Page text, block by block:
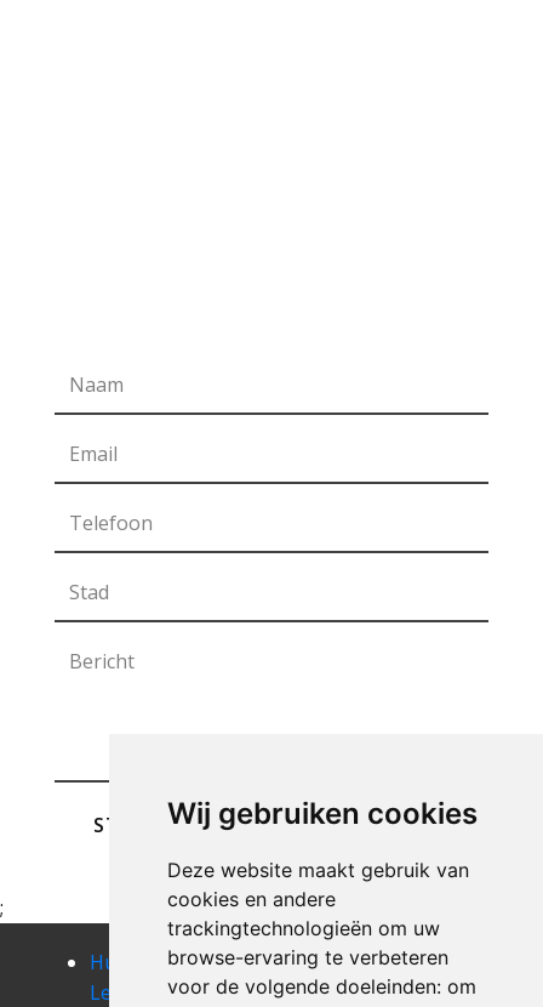
Wij gebruiken cookies
Deze website maakt gebruik van
cookies en andere
trackingtechnologieën om uw
browse-ervaring te verbeteren
voor de volgende doeleinden: om
STUREN
;
Huis
Leegmaken
Huis
Leegmaken
Huis
Leegmaken